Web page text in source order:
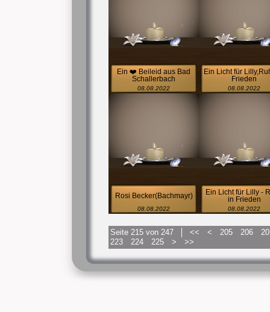
Ein ❤️ Beileid aus Bad
Schallerbach
08.08.2022
Ein Licht für
Frieden
08.08.2022
Rosi Becker(Bachmayr)
08.08.2022
Ein Licht für Lilly -
in Frieden
08.08.2022
Seite 215 von 247 << < 205 206
223
224 225 > >>